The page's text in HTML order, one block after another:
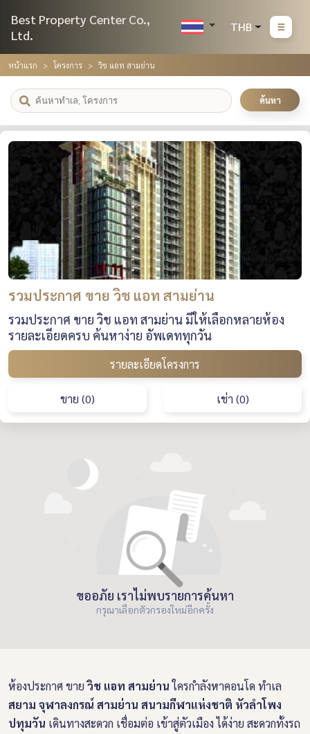
Best Property Center Co.,
Ltd.
THB
หน้าแรก โครงการ วิช แอท สามย่าน
ค้นหา
รวมประกาศ ขาย วิช แอท สามย่าน
รวมประกาศ ขาย วิช แอท สามย่าน มีให้เลือกหลายห้อง
รายละเอียดครบ ค้นหาง่าย อัพเดททุกวัน
รายละเอียดโครงการ
ขาย (0) เช่า (0)
ขออภัย เราไม่พบรายการค้นหา
กรุณาเลือกตัวกรองใหม่อีกครั้ง
ห้องประกาศ ขายวิช แอท สามย่านใครกำลังหาคอนโด ทำเล
สยาม จุฬาลงกรณ์ สามย่าน สนามกีฬาแห่งชาติ หัวลำโพง
ปทุมวัน เดินทางสะดวก เชื่อมต่อ เข้าสู่ตัวเมือง ได้ง่าย สะดวกทั้งรถ